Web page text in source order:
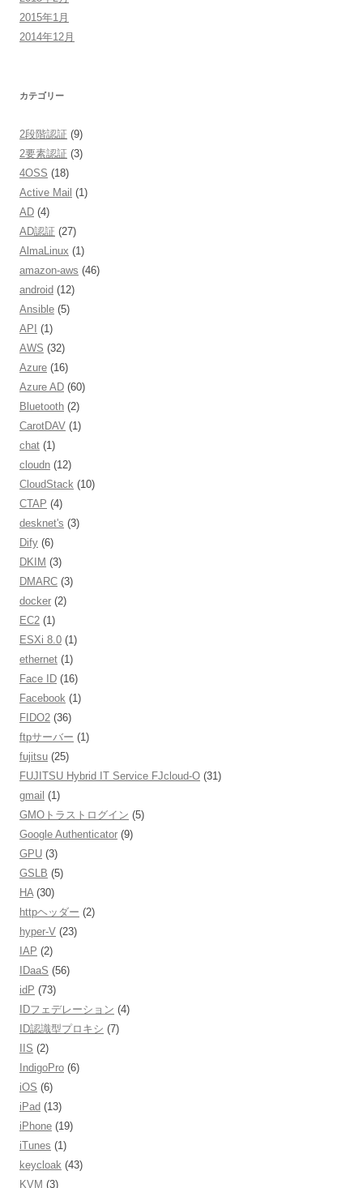
2015年1月
2014年12月
カテゴリー
2段階認証 (9)
2要素認証 (3)
4OSS (18)
Active Mail (1)
AD (4)
AD認証 (27)
AlmaLinux (1)
amazon-aws (46)
android (12)
Ansible (5)
API (1)
AWS (32)
Azure (16)
Azure AD (60)
Bluetooth (2)
CarotDAV (1)
chat (1)
cloudn (12)
CloudStack (10)
CTAP (4)
desknet's (3)
Dify (6)
DKIM (3)
DMARC (3)
docker (2)
EC2 (1)
ESXi 8.0 (1)
ethernet (1)
Face ID (16)
Facebook (1)
FIDO2 (36)
ftpサーバー (1)
fujitsu (25)
FUJITSU Hybrid IT Service FJcloud-O (31)
gmail (1)
GMOトラストログイン (5)
Google Authenticator (9)
GPU (3)
GSLB (5)
HA(30)
httpヘッダー (2)
hyper-V (23)
IAP (2)
IDaaS (56)
idP (73)
IDフェデレーション (4)
ID認識型プロキシ (7)
IIS (2)
IndigoPro (6)
iOS (6)
iPad (13)
iPhone (19)
iTunes (1)
keycloak (43)
KVM (3)